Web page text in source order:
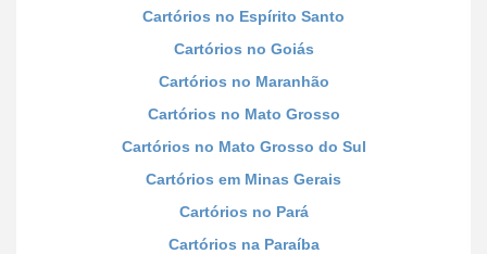
Cartórios no Espírito Santo
Cartórios no Goiás
Cartórios no Maranhão
Cartórios no Mato Grosso
Cartórios no Mato Grosso do Sul
Cartórios em Minas Gerais
Cartórios no Pará
Cartórios na Paraíba